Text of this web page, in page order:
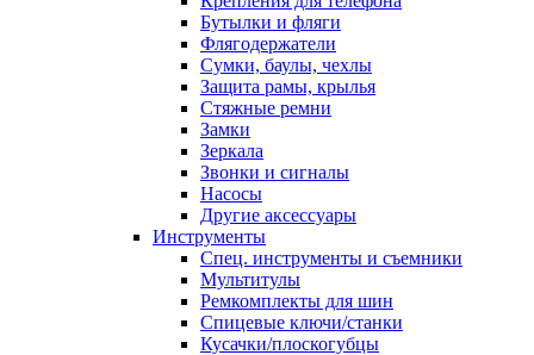
Бутылки и фляги
Флягодержатели
Сумки, баулы, чехлы
Защита рамы, крылья
Стяжные ремни
Замки
Зеркала
Звонки и сигналы
Насосы
Другие аксессуары
Инструменты
Спец. инструменты и съемники
Мультитулы
Ремкомплекты для шин
Спицевые ключи/станки
Кусачки/плоскогубцы